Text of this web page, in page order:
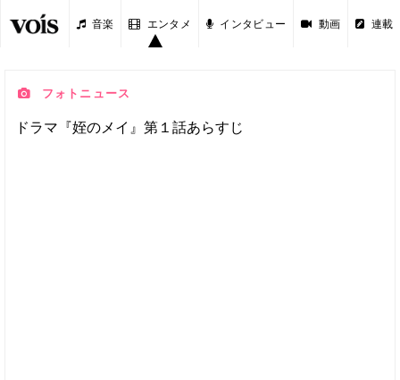
音楽 エンタメ インタビュー 動画 連載
フォトニュース
ドラマ『姪のメイ』第１話あらすじ